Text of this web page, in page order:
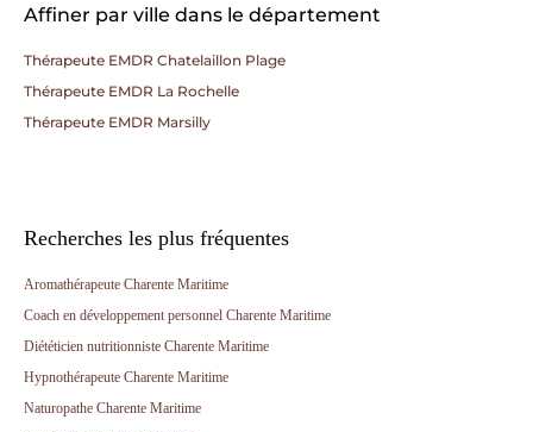
Affiner par ville dans le département
Thérapeute EMDR Chatelaillon Plage
Thérapeute EMDR La Rochelle
Thérapeute EMDR Marsilly
Recherches les plus fréquentes
Aromathérapeute Charente Maritime
Coach en développement personnel Charente Maritime
Diététicien nutritionniste Charente Maritime
Hypnothérapeute Charente Maritime
Naturopathe Charente Maritime